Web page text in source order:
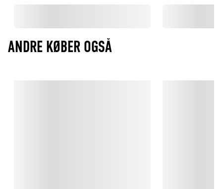
ANDRE KØBER OGSÅ